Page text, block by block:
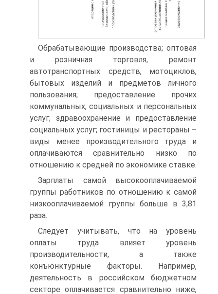
Обрабатывающие производства; оптовая
и розничная торговля, ремонт
автотранспортных средств, мотоциклов,
бытовых изделий и предметов личного
пользования; предоставление прочих
коммунальных, социальных и персональных
услуг; здравоохранение и предоставление
социальных услуг; гостиницы и рестораны –
виды менее производительного труда и
оплачиваются сравнительно низко по
отношению к средней по экономике ставке.
Зарплаты самой высокооплачиваемой
группы работников по отношению к самой
низкооплачиваемой группы больше в 3,81
раза.
Следует учитывать, что на уровень
оплаты труда влияет уровень
производительности, а также
конъюнктурные факторы. Например,
деятельность в российском бюджетном
секторе оплачивается сравнительно ниже,